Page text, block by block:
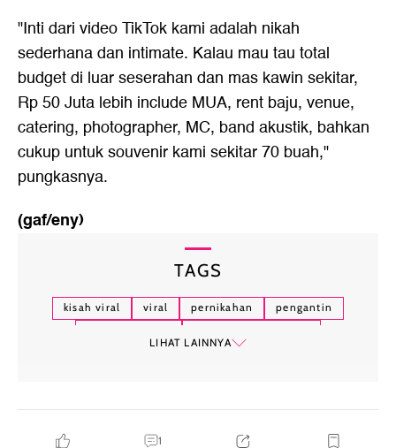
"Inti dari video TikTok kami adalah nikah
sederhana dan intimate. Kalau mau tau total
budget di luar seserahan dan mas kawin sekitar,
Rp 50 Juta lebih include MUA, rent baju, venue,
catering, photographer, MC, band akustik, bahkan
cukup untuk souvenir kami sekitar 70 buah,"
pungkasnya.
(gaf/eny)
TAGS
kisah viral viral pernikahan
pengantin
LIHAT LAINNYA
1